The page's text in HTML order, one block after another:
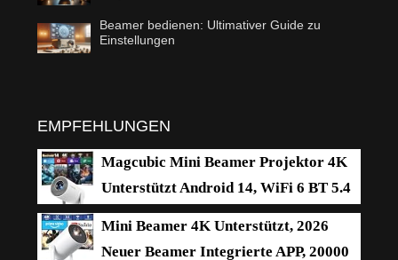
Beamer bedienen: Ultimativer Guide zu
Einstellungen
EMPFEHLUNGEN
Magcubic Mini Beamer Projektor 4K
Unterstützt Android 14, WiFi 6 BT 5.4
Mini Beamer 4K Unterstützt, 2026
Neuer Beamer Integrierte APP, 20000